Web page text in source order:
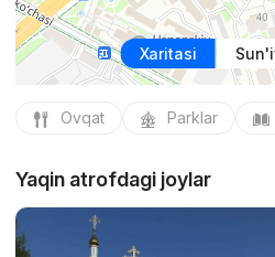
Xaritasi
Ovqat Parklar
Yaqin atrofdagi joylar